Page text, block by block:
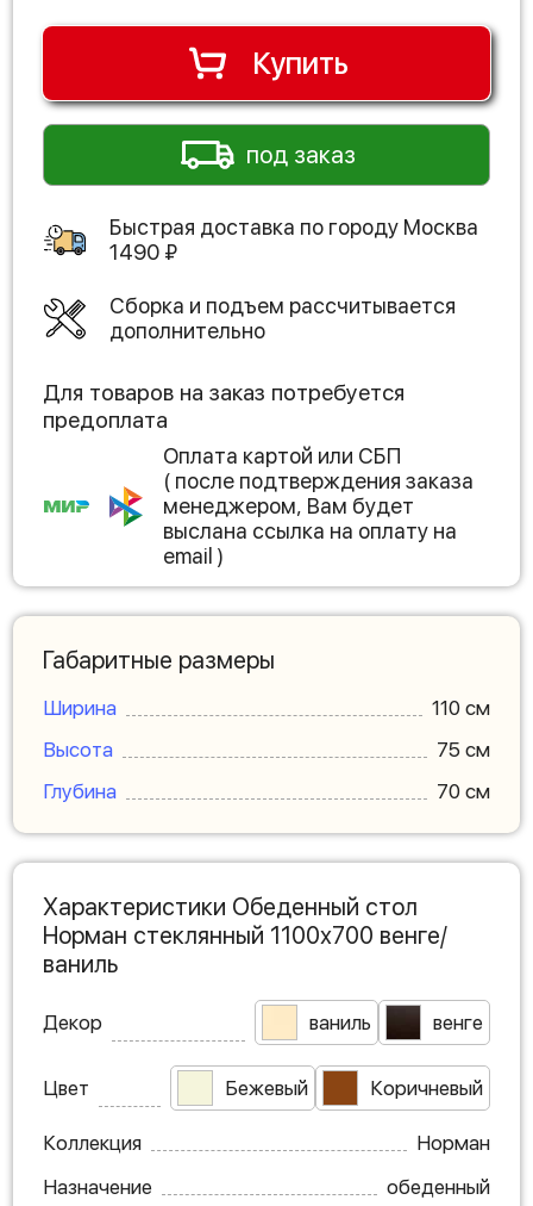
Купить
под заказ
Быстрая доставка по городу Москва
1490 ₽
Сборка и подъем рассчитывается
дополнительно
Для товаров на заказ потребуется
предоплата
Оплата картой или СБП
( после подтверждения заказа
менеджером, Вам будет
выслана ссылка на оплату на
email )
Габаритные размеры
Ширина
110 см
Высота
75 см
Глубина
70 см
Характеристики Обеденный стол
Норман стеклянный 1100х700 венге/
ваниль
Декор ваниль венге
Цвет Бежевый Коричневый
Коллекция
Норман
Назначение
обеденный